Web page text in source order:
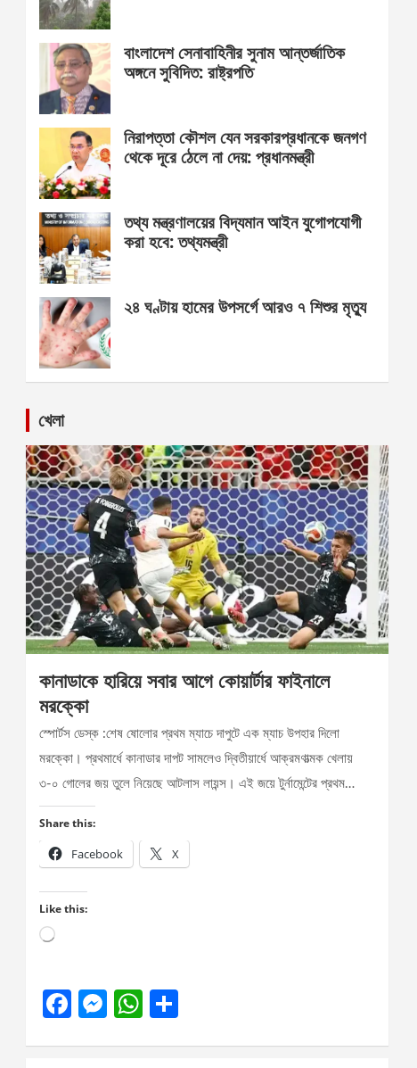
বাংলাদেশ সেনাবাহিনীর সুনাম আন্তর্জাতিক
অঙ্গনে সুবিদিত: রাষ্ট্রপতি
নিরাপত্তা কৌশল যেন সরকারপ্রধানকে জনগণ
থেকে দূরে ঠেলে না দেয়: প্রধানমন্ত্রী
তথ্য মন্ত্রণালয়ের বিদ্যমান আইন যুগোপযোগী
করা হবে: তথ্যমন্ত্রী
২৪ ঘণ্টায় হামের উপসর্গে আরও ৭ শিশুর মৃত্যু
খেলা
কানাডাকে হারিয়ে সবার আগে কোয়ার্টার ফাইনালে
মরক্কো
স্পোর্টস ডেস্ক :শেষ ষোলোর প্রথম ম্যাচে দাপুটে এক ম্যাচ উপহার দিলো
মরক্কো। প্রথমার্ধে কানাডার দাপট সামলেও দ্বিতীয়ার্ধে আক্রমণাত্মক খেলায়
৩-০ গোলের জয় তুলে নিয়েছে আটলাস লায়ন্স। এই জয়ে টুর্নামেন্টের প্রথম…
Share this:
Facebook X
Like this:
Loading…
F
M W